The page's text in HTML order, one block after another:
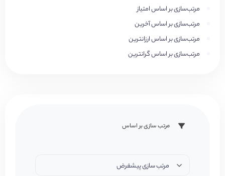
مرتب‌سازی بر اساس امتیاز
مرتب‌سازی بر اساس آخرین
مرتب‌سازی بر اساس ارزانترین
مرتب‌سازی بر اساس گرانترین
مرتب سازی بر اساس
مرتب سازی پیشفرض